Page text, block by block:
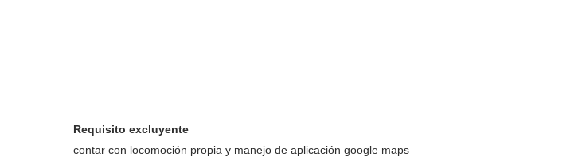
Requisito excluyente
contar con locomoción propia y manejo de aplicación google maps